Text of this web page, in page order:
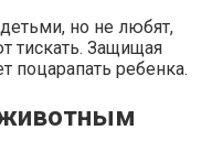
но не любят,
тискать. Защищая
поцарапать ребенка.